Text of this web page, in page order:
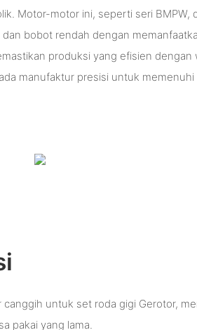
Motor-motor ini, seperti seri BMPW,
bobot rendah dengan
produksi yang efisien dengan
manufaktur presisi untuk memenuhi
untuk set roda gigi Gerotor,
pakai yang lama.